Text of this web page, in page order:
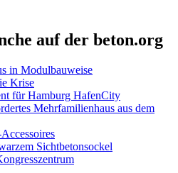
auf der beton.org
in Modulbauweise
Krise
für Hamburg HafenCity
Mehrfamilienhaus aus dem
Sichtbetonsockel